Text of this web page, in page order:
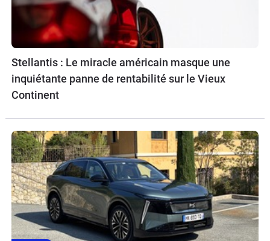
Stellantis : Le miracle américain masque une
inquiétante panne de rentabilité sur le Vieux
Continent